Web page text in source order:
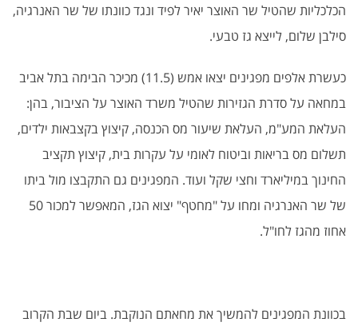
הכלכליות שהטיל שר האוצר יאיר לפיד ונגד כוונתו של שר האנרגיה,
סילבן שלום, לייצא גז טבעי.
כעשרת אלפים מפגינים יצאו אמש (11.5) מכיכר הבימה בתל אביב
במחאה על סדרת הגזירות שהטיל משרד האוצר על הציבור, בהן:
העלאת המע"מ, העלאת שיעור מס הכנסה, קיצוץ בקצבאות ילדים,
תשלום מס בריאות וביטוח לאומי על עקרות בית, קיצוץ תקציב
החינוך במיליארד וחצי שקל ועוד. המפגינים גם התקבצו מול ביתו
של שר האנרגיה ומחו על "מחטף" יצוא הגז, המאפשר למכור 50
אחוז מהגז לחו"ל.
בכוונת המפגינים להמשיך את מחאתם הנוקבת. ביום שבת הקרוב